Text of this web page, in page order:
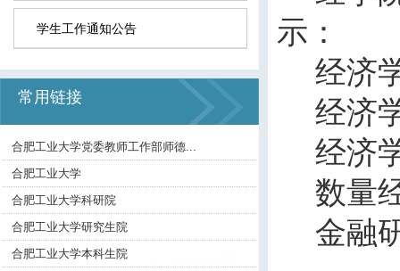
学生工作通知公告
常用链接
合肥工业大学党委教师工作部师德...
合肥工业大学
合肥工业大学科研院
合肥工业大学研究生院
合肥工业大学本科生院
示：
经
经
经
数
金融